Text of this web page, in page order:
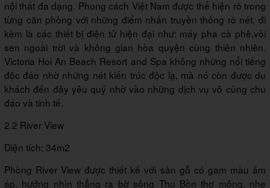
nội thất đa dạng. Phong cách Việt Nam được thể hiện rõ trong
từng căn phòng với những điểm nhấn truyền thống rõ nét, đi
kèm là các thiết bị điện tử hiện đại như: máy pha cà phê,vòi
sen ngoài trời và không gian hòa quyện cùng thiên nhiên.
Victoria Hoi An Beach Resort and Spa không những nổi tiếng
độc đáo nhờ những nét kiến trúc độc lạ, mà nó còn được du
khách đến đây yêu quý nhờ vào những dịch vụ vô cùng chu
đáo và tinh tế.
2.2 River View
Diện tích: 34m2
Phòng River View được thiết kế với sàn gỗ có gam màu ấm
áp, hướng nhìn thẳng ra bờ sông Thu Bồn thơ mộng, nhẹ